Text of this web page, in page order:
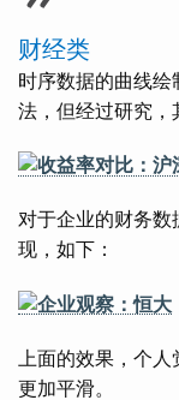
财经类
时序数据的曲线绘
法，但经过研究，
对于企业的财务数
现，如下：
上面的效果，个
更加平滑。